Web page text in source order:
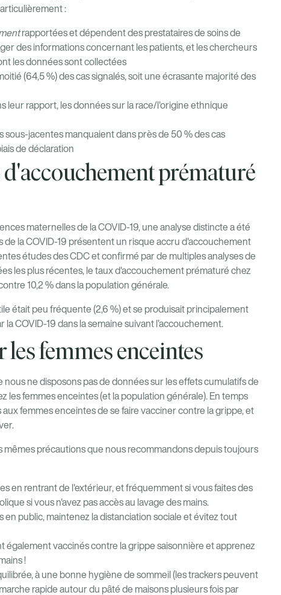
:
rapportées et dépendent des prestataires de soins de
des informations concernant les patients, et les chercheurs
les données sont collectées
(64,5 %) des cas signalés, soit une écrasante majorité des
leur rapport, les données sur la race/l'origine ethnique
sous-jacentes manquaient dans près de 50 % des cas
de déclaration
prématuré
maternelles de la COVID-19, une analyse distincte a été
la COVID-19 présentent un risque accru d'accouchement
études des CDC et confirmé par de multiples analyses de
les plus récentes, le taux d'accouchement prématuré chez
10,2 % dans la population générale.
était peu fréquente (2,6 %) et se produisait principalement
COVID-19 dans la semaine suivant l’accouchement.
femmes enceintes
ne disposons pas de données sur les effets cumulatifs de
les femmes enceintes (et la population générale). En temps
femmes enceintes de se faire vacciner contre la grippe, et
précautions que nous recommandons depuis toujours
en rentrant de l'extérieur, et fréquemment si vous faites des
si vous n'avez pas accès au lavage des mains.
public, maintenez la distanciation sociale et évitez tout
également vaccinés contre la grippe saisonnière et apprenez
!
à une bonne hygiène de sommeil (les trackers peuvent
rapide autour du pâté de maisons plusieurs fois par